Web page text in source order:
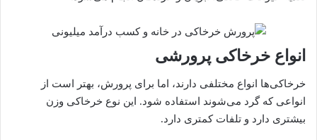
انواع خرخاکی پرورشی
خرخاکی‌ها انواع مختلفی دارند، اما برای پرورش، بهتر است از
انواعی که گرد می‌شوند استفاده شود. این نوع خرخاکی وزن
بیشتری دارد و تلفات کمتری دارد.